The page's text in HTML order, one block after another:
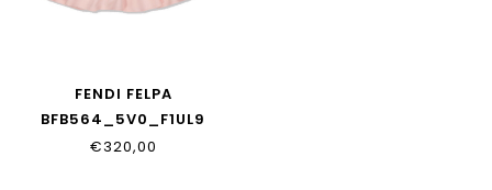
FENDI FELPA
BFB564_5V0_F1UL9
€320,00